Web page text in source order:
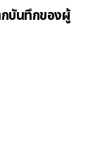
บันทึกของผู้